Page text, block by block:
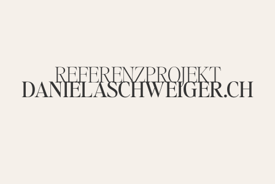
REFERENZPROJEKT
DANIELA­SCHWEIGER.CH